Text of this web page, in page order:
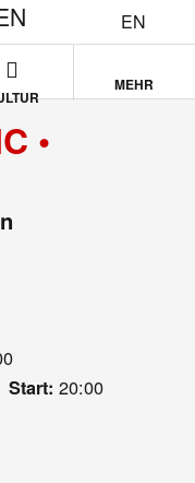
EN
MEHR
•
Start: 20:00